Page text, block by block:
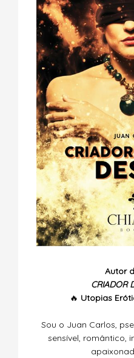
Autor
CRIADOR
🔥 Utopias
Sou o Juan Carlos,
sensível, romântico,